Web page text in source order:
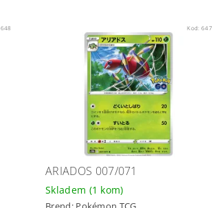
648 Kod:647
ARIADOS 007/071
Skladem (1 kom)